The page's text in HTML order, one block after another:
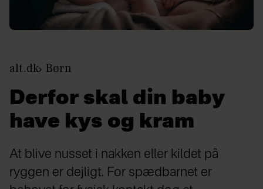
alt.dk Børn
Derfor skal din baby
have kys og kram
At blive nusset i nakken eller kildet på
ryggen er dejligt. For spædbarnet er